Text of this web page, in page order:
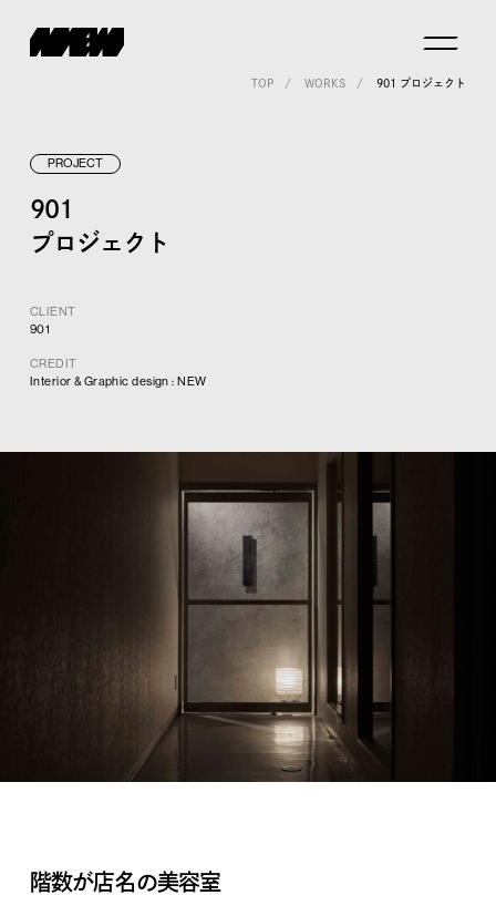
TOP WORKS 901 プロジェクト
PROJECT
901
プロジェクト
CLIENT
901
CREDIT
Interior & Graphic design : NEW
階数が店名の美容室